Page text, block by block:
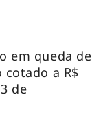
em queda de
cotado a R$
de